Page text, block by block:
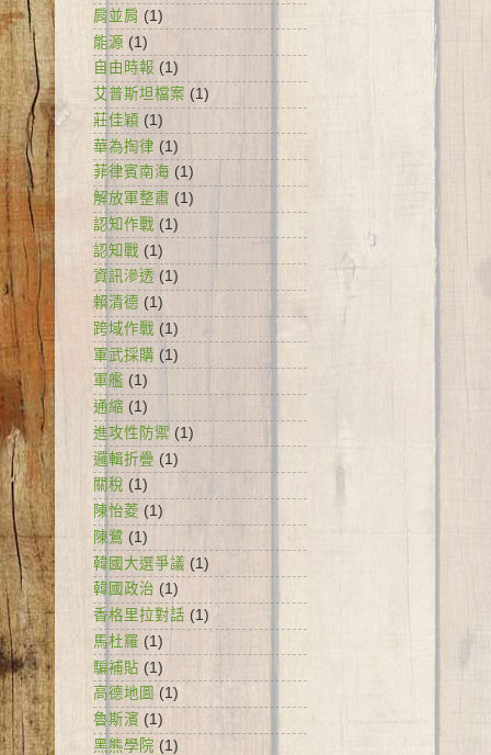
肩並肩 (1)
能源 (1)
自由時報 (1)
艾普斯坦檔案 (1)
莊佳穎 (1)
華為掏律 (1)
菲律賓南海 (1)
解放軍整肅 (1)
認知作戰 (1)
認知戰 (1)
資訊滲透 (1)
賴清德 (1)
跨域作戰 (1)
軍武採購 (1)
軍艦 (1)
通縮 (1)
進攻性防禦 (1)
邏輯折疊 (1)
關稅 (1)
陳怡菱 (1)
陳鷺 (1)
韓國大選爭議 (1)
韓國政治 (1)
香格里拉對話 (1)
馬杜羅 (1)
騙補貼 (1)
高德地圖 (1)
魯斯濱 (1)
黑熊學院 (1)